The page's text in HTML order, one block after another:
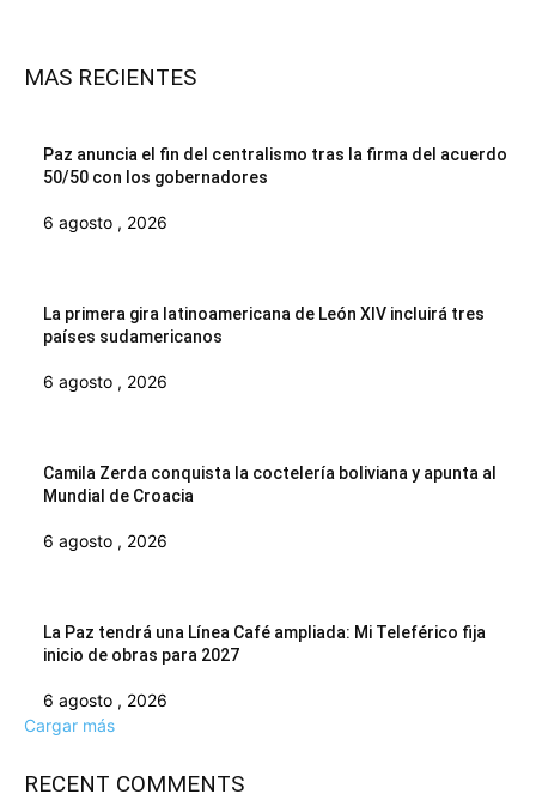
MAS RECIENTES
Paz anuncia el fin del centralismo tras la firma del acuerdo
50/50 con los gobernadores
6 agosto , 2026
La primera gira latinoamericana de León XIV incluirá tres
países sudamericanos
6 agosto , 2026
Camila Zerda conquista la coctelería boliviana y apunta al
Mundial de Croacia
6 agosto , 2026
La Paz tendrá una Línea Café ampliada: Mi Teleférico fija
inicio de obras para 2027
6 agosto , 2026
Cargar más
RECENT COMMENTS